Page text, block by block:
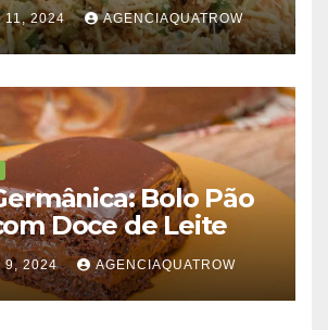
11, 2024 AGENCIAQUATROW
Bolo Pão
Doce de Leite
9, 2024 AGENCIAQUATROW